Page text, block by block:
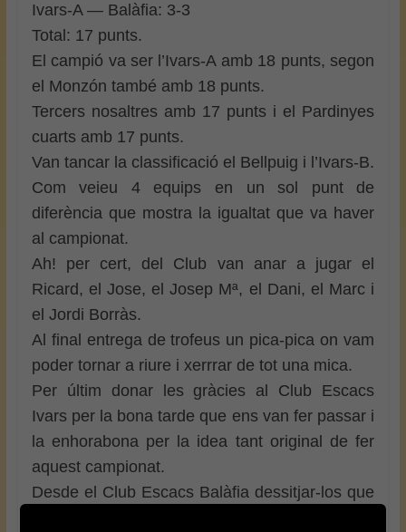
Ivars-A — Balàfia: 3-3
Total: 17 punts.
El campió va ser l’Ivars-A amb 18 punts, segon
el Monzón també amb 18 punts.
Tercers nosaltres amb 17 punts i el Pardinyes
cuarts amb 17 punts.
Van tancar la classificació el Bellpuig i l’Ivars-B.
Com veieu 4 equips en un sol punt de
diferència que mostra la igualtat que va haver
al campionat.
Ah! per cert, del Club van anar a jugar el
Ricard, el Jose, el Josep Mª, el Dani, el Marc i
el Jordi Borràs.
Al final entrega de trofeus un pica-pica on vam
poder tornar a riure i xerrrar de tot una mica.
Per últim donar les gràcies al Club Escacs
Ivars per la bona tarde que ens van fer passar i
la enhorabona per la idea tant original de fer
aquest campionat.
Desde el Club Escacs Balàfia dessitjar-los que